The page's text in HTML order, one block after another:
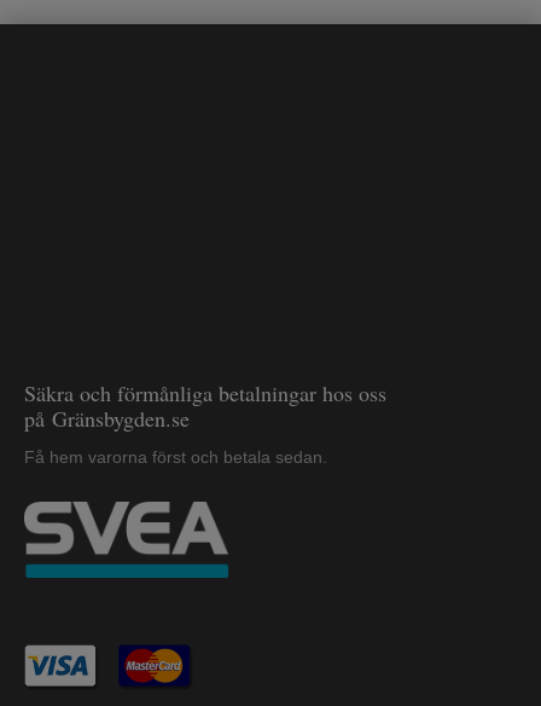
Säkra och förmånliga betalningar hos oss
på Gränsbygden.se
Få hem varorna först och betala sedan.